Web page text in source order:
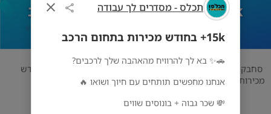
תכלס - מסדרים לך עבודה
15k+ בחודש מכירות בתחום הרכב
🚗✨ בא לך להרוויח מהאהבה שלך לרכבים?
אנחנו מחפשים תותחים עם חיוך ושואו 🔥
💸 שכר גבוה + בונוסים שווים
15k+ בחודש מכירות בתחום הרכב
סחבק שירות לקוחות תכלס - מסדרים לך עבודה
15k+ בחודש
מכירות בתחום הרכב